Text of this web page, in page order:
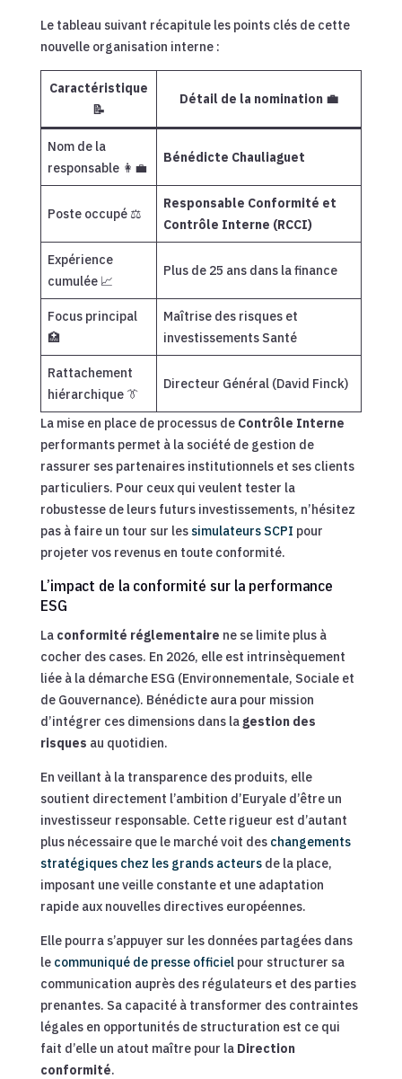
Le tableau suivant récapitule les points clés de cette
nouvelle organisation interne :
Caractéristique
📝
Détail de la nomination 💼
Nom de la
responsable 👩‍💼
Bénédicte Chauliaguet
Poste occupé ⚖️
Responsable Conformité et
Contrôle Interne (RCCI)
Expérience
cumulée 📈
Plus de 25 ans dans la finance
Focus principal
🏥
Maîtrise des risques et
investissements Santé
Rattachement
hiérarchique 👔
Directeur Général (David Finck)
La mise en place de processus de Contrôle Interne
performants permet à la société de gestion de
rassurer ses partenaires institutionnels et ses clients
particuliers. Pour ceux qui veulent tester la
robustesse de leurs futurs investissements, n’hésitez
pas à faire un tour sur les simulateurs SCPI pour
projeter vos revenus en toute conformité.
L’impact de la conformité sur la performance
ESG
La conformité réglementaire ne se limite plus à
cocher des cases. En 2026, elle est intrinsèquement
liée à la démarche ESG (Environnementale, Sociale et
de Gouvernance). Bénédicte aura pour mission
d’intégrer ces dimensions dans la gestion des
risques au quotidien.
En veillant à la transparence des produits, elle
soutient directement l’ambition d’Euryale d’être un
investisseur responsable. Cette rigueur est d’autant
plus nécessaire que le marché voit des changements
stratégiques chez les grands acteursde la place,
imposant une veille constante et une adaptation
rapide aux nouvelles directives européennes.
Elle pourra s’appuyer sur les données partagées dans
le communiqué de presse officielpour structurer sa
communication auprès des régulateurs et des parties
prenantes. Sa capacité à transformer des contraintes
légales en opportunités de structuration est ce qui
fait d’elle un atout maître pour la Direction
conformité.